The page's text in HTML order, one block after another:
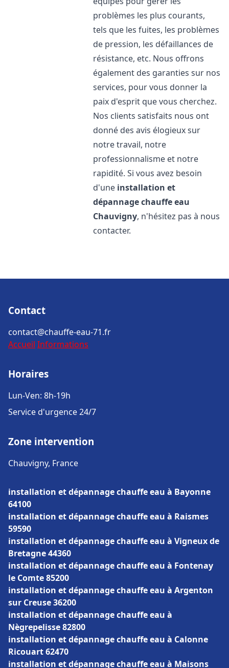
problèmes les plus courants,
tels que les fuites, les problèmes
de pression, les défaillances de
résistance, etc. Nous offrons
également des garanties sur nos
services, pour vous donner la
paix d'esprit que vous cherchez.
Nos clients satisfaits nous ont
donné des avis élogieux sur
notre travail, notre
professionnalisme et notre
rapidité. Si vous avez besoin
d'une installation et
dépannage chauffe eau
Chauvigny, n'hésitez pas à nous
contacter.
Contact
contact@chauffe-eau-71.fr
Accueil Informations
Horaires
Lun-Ven: 8h-19h
Service d'urgence 24/7
Zone intervention
Chauvigny, France
installation et dépannage chauffe eau à Bayonne
64100
installation et dépannage chauffe eau à Raismes
59590
installation et dépannage chauffe eau à Vigneux de
Bretagne 44360
installation et dépannage chauffe eau à Fontenay
le Comte 85200
installation et dépannage chauffe eau à Argenton
sur Creuse 36200
installation et dépannage chauffe eau à
Nègrepelisse 82800
installation et dépannage chauffe eau à Calonne
Ricouart 62470
installation et dépannage chauffe eau à Maisons